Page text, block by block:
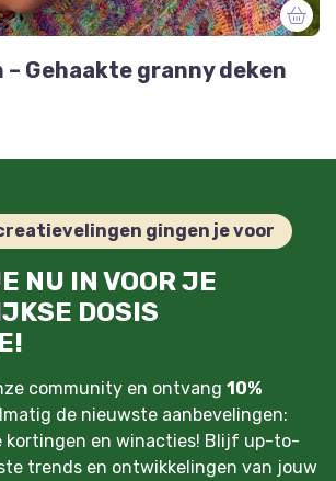
– Gehaakte granny deken
gingen je voor
NU IN VOOR JE
DOSIS
community en ontvang 10%
de nieuwste aanbevelingen:
kortingen en winacties! Blijf up-to-
trends en ontwikkelingen van jouw